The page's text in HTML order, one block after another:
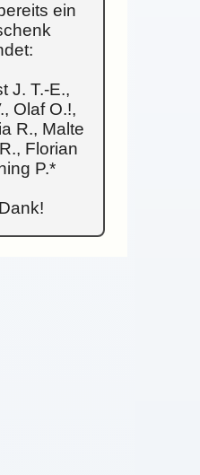
ein
J. T.-E.,
Olaf O.!,
R., Malte
Florian
P.*